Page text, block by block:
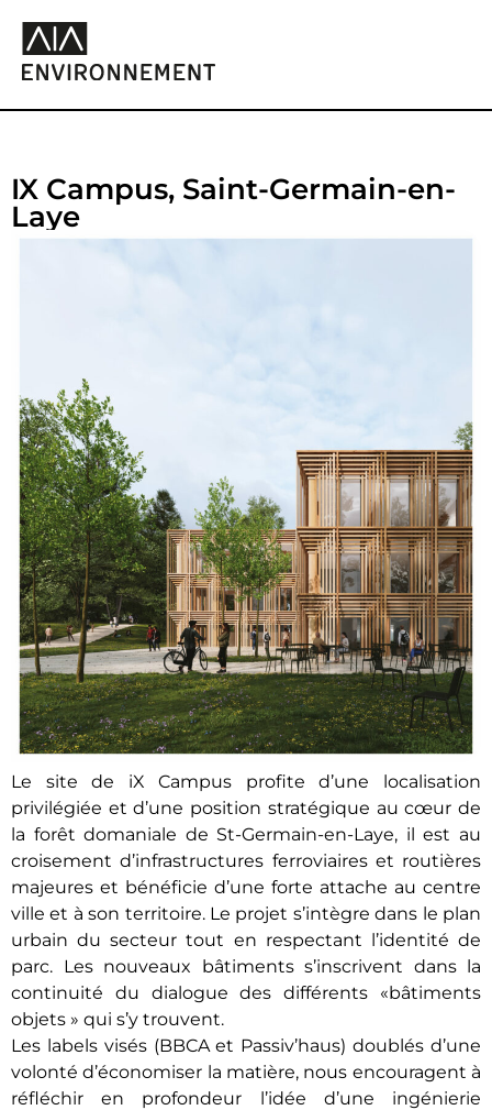
IX Campus, Saint-Germain-en-
Laye
Le site de iX Campus profite d’une localisation
privilégiée et d’une position stratégique au cœur de
la forêt domaniale de St-Germain-en-Laye, il est au
croisement d’infrastructures ferroviaires et routières
majeures et bénéficie d’une forte attache au centre
ville et à son territoire. Le projet s’intègre dans le plan
urbain du secteur tout en respectant l’identité de
parc. Les nouveaux bâtiments s’inscrivent dans la
continuité du dialogue des différents «bâtiments
objets » qui s’y trouvent.
Les labels visés (BBCA et Passiv’haus) doublés d’une
volonté d’économiser la matière, nous encouragent à
réfléchir en profondeur l’idée d’une ingénierie